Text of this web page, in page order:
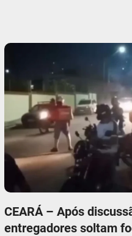
CEARÁ – Após
entregadores soltam